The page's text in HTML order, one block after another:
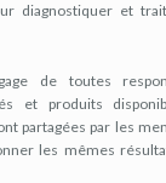
diagnostiquer et
de toutes
et produits
partagées par les
les mêmes